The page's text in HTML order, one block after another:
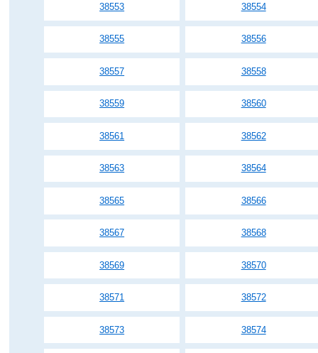
38553 38554
38555 38556
38557 38558
38559 38560
38561 38562
38563 38564
38565 38566
38567 38568
38569 38570
38571 38572
38573 38574